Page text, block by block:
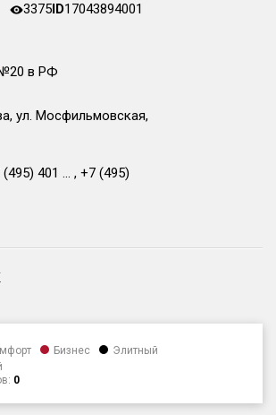
до
3375ID17043894001
в РФ
ул. Мосфильмовская,
401 ... , +7 (495)
Бизнес
Элитный
0